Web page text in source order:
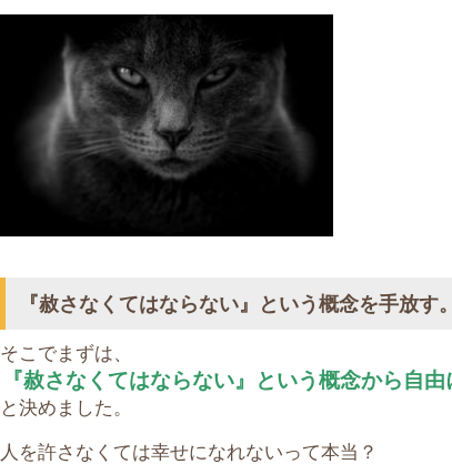
『赦さなくてはならない』という概念を手放す。
そこでまずは、
『赦さなくてはならない』という概念から自由
と決めました。
人を許さなくては幸せになれないって本当？